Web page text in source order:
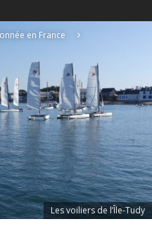
en France
Les voiliers de l’Île-Tudy